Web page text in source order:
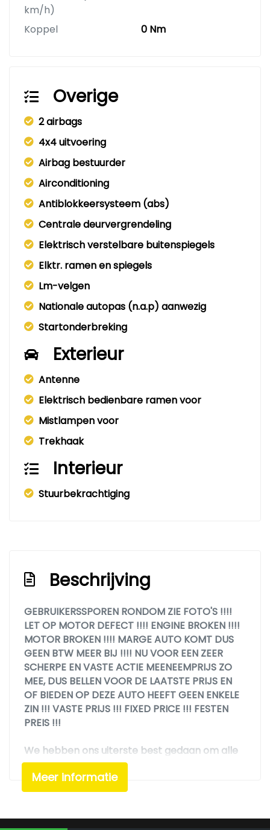
km/h)
Koppel 0 Nm
Overige
2 airbags
4x4 uitvoering
Airbag bestuurder
Airconditioning
Antiblokkeersysteem (abs)
Centrale deurvergrendeling
Elektrisch verstelbare buitenspiegels
Elktr. ramen en spiegels
Lm-velgen
Nationale autopas (n.a.p) aanwezig
Startonderbreking
Exterieur
Antenne
Elektrisch bedienbare ramen voor
Mistlampen voor
Trekhaak
Interieur
Stuurbekrachtiging
Beschrijving
GEBRUIKERSSPOREN RONDOM ZIE FOTO'S !!!!
LET OP MOTOR DEFECT !!!! ENGINE BROKEN !!!!
MOTOR BROKEN !!!! MARGE AUTO KOMT DUS
GEEN BTW MEER BIJ !!!! NU VOOR EEN ZEER
SCHERPE EN VASTE ACTIE MEENEEMPRIJS ZO
MEE, DUS BELLEN VOOR DE LAATSTE PRIJS EN
OF BIEDEN OP DEZE AUTO HEEFT GEEN ENKELE
ZIN !!! VASTE PRIJS !!! FIXED PRICE !!! FESTEN
PREIS !!!
We hebben ons uiterste best gedaan om alle
informatie in deze advertentie correct weer te
geven. Er kunnen echter geen rechten worden
ontleend aan de verstrekte informatie in de
informatie maar controleer altijd zelf de zaken
Meer informatie